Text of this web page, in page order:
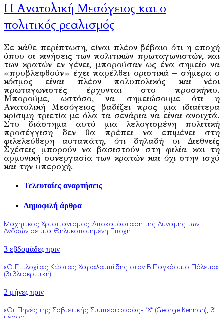
Η Ανατολική Μεσόγειος και ο
πολιτικός ρεαλισμός
Σε κάθε περίπτωση, είναι πλέον βέβαιο ότι η εποχή
όπου οι κινήσεις των πολιτικών πρωταγωνιστών, και
των κρατών εν γένει, μπορούσαν ως ένα σημείο να
«προβλεφθούν» έχει παρέλθει οριστικά – σήμερα ο
κόσμος είναι πλέον πολυπολικός και νέοι
πρωταγωνιστές έρχονται στο προσκήνιο.
Μπορούμε, ωστόσο, να σημειώσουμε ότι η
Ανατολική Μεσόγειος βαδίζει προς μια ιδιαίτερα
κρίσιμη τριετία με όλα τα σενάρια να είναι ανοιχτά.
Στο διάστημα αυτό μια λελογισμένη πολιτική
προσέγγιση δεν θα πρέπει να επιμένει στη
φιλελεύθερη αυταπάτη, ότι δηλαδή οι Διεθνείς
Σχέσεις μπορούν να βασιστούν στη φιλία και τη
αρμονική συνεργασία των κρατών και όχι στην ισχύ
και την υπεροχή.
Τελευταίες αναρτήσεις
Δημοφιλή άρθρα
Μαχητικός Χριστιανισμός: Αποκατάσταση της Δύναμης των
Ανδρών σε μια Θηλυκοποιημένη Εποχή
3 εβδομάδες πριν
«Ο Επιλοχίας Κώστας Χαραλαμπίδης στον Β΄Παγκόσμιο Πόλεμο»
(βιβλιοκριτική)
2 μήνες πριν
«Οι Πηγές της Σοβιετικής Συμπεριφοράς- “Χ” (George Kennan), β’